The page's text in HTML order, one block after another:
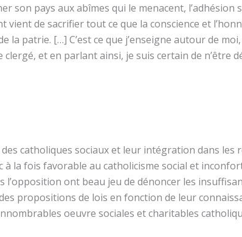
son pays aux abîmes qui le menacent, l’adhésion
vient de sacrifier tout ce que la conscience et
la patrie. […] C’est ce que j’enseigne autour de
et en parlant ainsi, je suis certain de n’être
catholiques sociaux et leur intégration dans les
la fois favorable au catholicisme social et
l’opposition ont beau jeu de dénoncer les
propositions de lois en fonction de leur
oeuvre sociales et charitables